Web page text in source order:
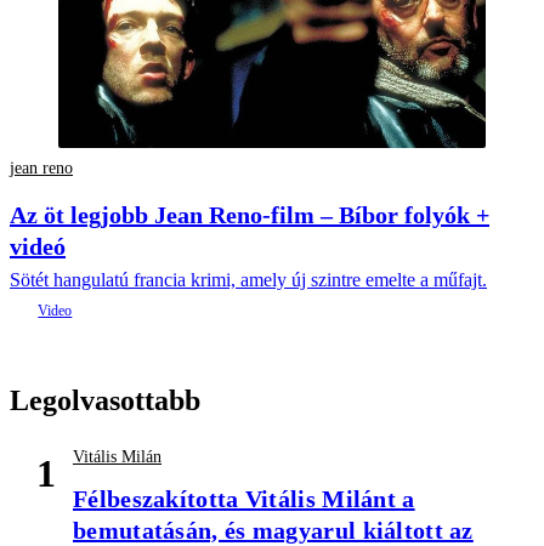
jean reno
Az öt legjobb Jean Reno-film – Bíbor folyók +
videó
Sötét hangulatú francia krimi, amely új szintre emelte a műfajt.
Legolvasottabb
1 Vitális Milán
Félbeszakította Vitális Milánt a
bemutatásán, és magyarul kiáltott az